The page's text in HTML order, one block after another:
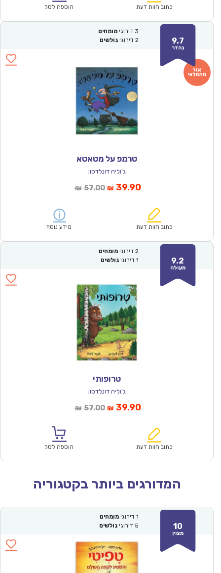
₪61.00.
כתוב חוות דעת הוספה לסל
9.7
נהדר
3 דירוגי מומחים
2 דירוגי גולשים
טרמפ על מטאטא
ג'וליה דונלדסון
₪ 57.00המחיר
₪57.00.
₪ 39.90המחיר
הוא:
כתוב חוות דעת מידע נוסף
9.2
מעולה
2 דירוגי מומחים
1 דירוגי גולשים
טרופותי
ג'וליה דונלדסון
₪ 57.00המחיר
₪57.00.
₪ 39.90המחיר
הוא:
כתוב חוות דעת הוספה לסל
המדורגים ביותר בקטגוריה
10
מצוין
1 דירוגי מומחים
5 דירוגי גולשים